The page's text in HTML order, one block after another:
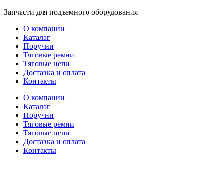
Перейти
содержимому
Запчасти для подъемного оборудования
О компании
Каталог
Поручни
Тяговые ремни
Тяговые цепи
Доставка и оплата
Контакты
О компании
Каталог
Поручни
Тяговые ремни
Тяговые цепи
Доставка и оплата
Контакты